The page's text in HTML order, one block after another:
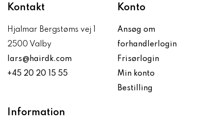
Kontakt
Hjalmar Bergstøms vej 1
2500 Valby
lars@hairdk.com
+45 20 20 15 55
Konto
Ansøg om
forhandlerlogin
Frisørlogin
Min konto
Bestilling
Information